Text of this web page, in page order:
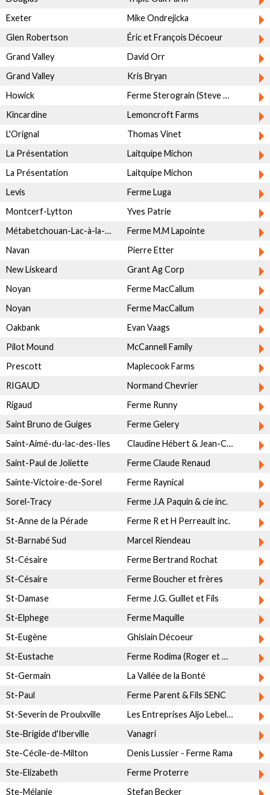
Exeter
Mike Ondrejicka
Glen Robertson
Éric et François Décoeur
Grand Valley
David Orr
Grand Valley
Kris Bryan
Howick
Ferme Sterograin (Steve Rochefort)
Kincardine
Lemoncroft Farms
L'Orignal
Thomas Vinet
La Présentation
Laitquipe Michon
La Présentation
Laitquipe Michon
Levis
Ferme Luga
Montcerf-Lytton
Yves Patrie
Métabetchouan-Lac-à-la-Croix
Ferme M.M Lapointe
Navan
Pierre Etter
New Liskeard
Grant Ag Corp
Noyan
Ferme MacCallum
Noyan
Ferme MacCallum
Oakbank
Evan Vaags
Pilot Mound
McCannell Family
Prescott
Maplecook Farms
RIGAUD
Normand Chevrier
Rigaud
Ferme Runny
Saint Bruno de Guiges
Ferme Gelery
Saint-Aimé-du-lac-des-Iles
Claudine Hébert & Jean-Claude Levesque
Saint-Paul de Joliette
Ferme Claude Renaud
Sainte-Victoire-de-Sorel
Ferme Raynical
Sorel-Tracy
Ferme J.A Paquin & cie inc.
St-Anne de la Pérade
Ferme R et H Perreault inc.
St-Barnabé Sud
Marcel Riendeau
St-Césaire
Ferme Bertrand Rochat
St-Césaire
Ferme Boucher et frères
St-Damase
Ferme J.G. Guillet et Fils
St-Elphege
Ferme Maquille
St-Eugène
Ghislain Décoeur
St-Eustache
Ferme Rodima (Roger et Mathieu Desjardins)
St-Germain
La Vallée de la Bonté
St-Paul
Ferme Parent & Fils SENC
St-Severin de Proulxville
Les Entreprises Aljo Lebel inc.
Ste-Brigide d'Iberville
Vanagri
Ste-Cécile-de-Milton
Denis Lussier - Ferme Rama
Ste-Elizabeth
Ferme Proterre
Ste-Mélanie
Stefan Becker